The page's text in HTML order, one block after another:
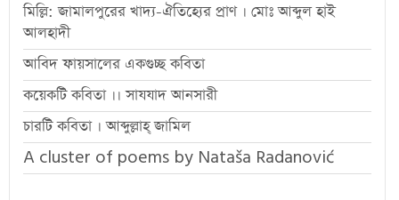
মিল্লি: জামালপুরের খাদ্য-ঐতিহ্যের প্রাণ । মোঃ আব্দুল হাই
আলহাদী
আবিদ ফায়সালের একগুচ্ছ কবিতা
কয়েকটি কবিতা ।। সাযযাদ আনসারী
চারটি কবিতা । আব্দুল্লাহ্ জামিল
A cluster of poems by Nataša Radanović